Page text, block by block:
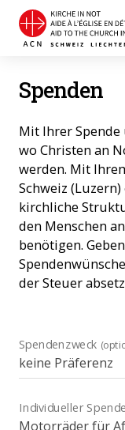
Spenden
Mit Ihrer
wo Christen an
werden. Mit
Schweiz
kirchliche
den Menschen
benötigen.
der Steuer
Spendenzweck
Individueller